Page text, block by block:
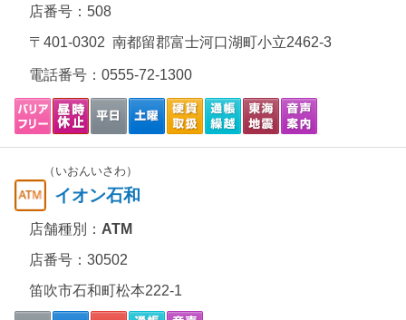
店番号：508
〒401-0302 南都留郡富士河口湖町小立2462-3
電話番号： 0555-72-1300
（いおんいさわ）
イオン石和
店舗種別： ATM
店番号：30502
笛吹市石和町松本222-1